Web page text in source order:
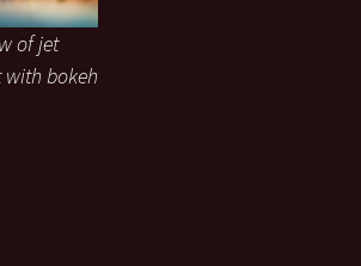
of jet
bokeh